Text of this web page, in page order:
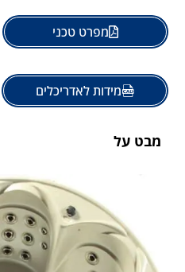
מבט על
מפרט טכני
מידות לאדריכלים